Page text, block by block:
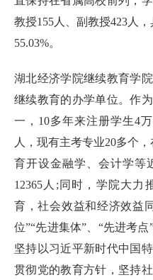
教授155人、副教授423人
55.03%。
湖北经济学院继续教育学
继续教育的办学单位。作
一，10多年来注册学生4
人，现有主考专业20多个
育开设金融学、会计学等
12365人;同时，学院大力
育，社会效益和经济效益
位”“先进集体”、“先进考
坚持以习近平新时代中国
贯彻党的教育方针，坚持